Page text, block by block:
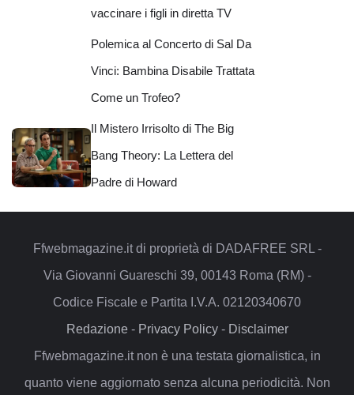
vaccinare i figli in diretta TV
Polemica al Concerto di Sal Da
Vinci: Bambina Disabile Trattata
Come un Trofeo?
Il Mistero Irrisolto di The Big
Bang Theory: La Lettera del
Padre di Howard
Ffwebmagazine.it di proprietà di DADAFREE SRL -
Via Giovanni Guareschi 39, 00143 Roma (RM) -
Codice Fiscale e Partita I.V.A. 02120340670
Redazione- Privacy Policy- Disclaimer
Ffwebmagazine.it non è una testata giornalistica, in
quanto viene aggiornato senza alcuna periodicità. Non